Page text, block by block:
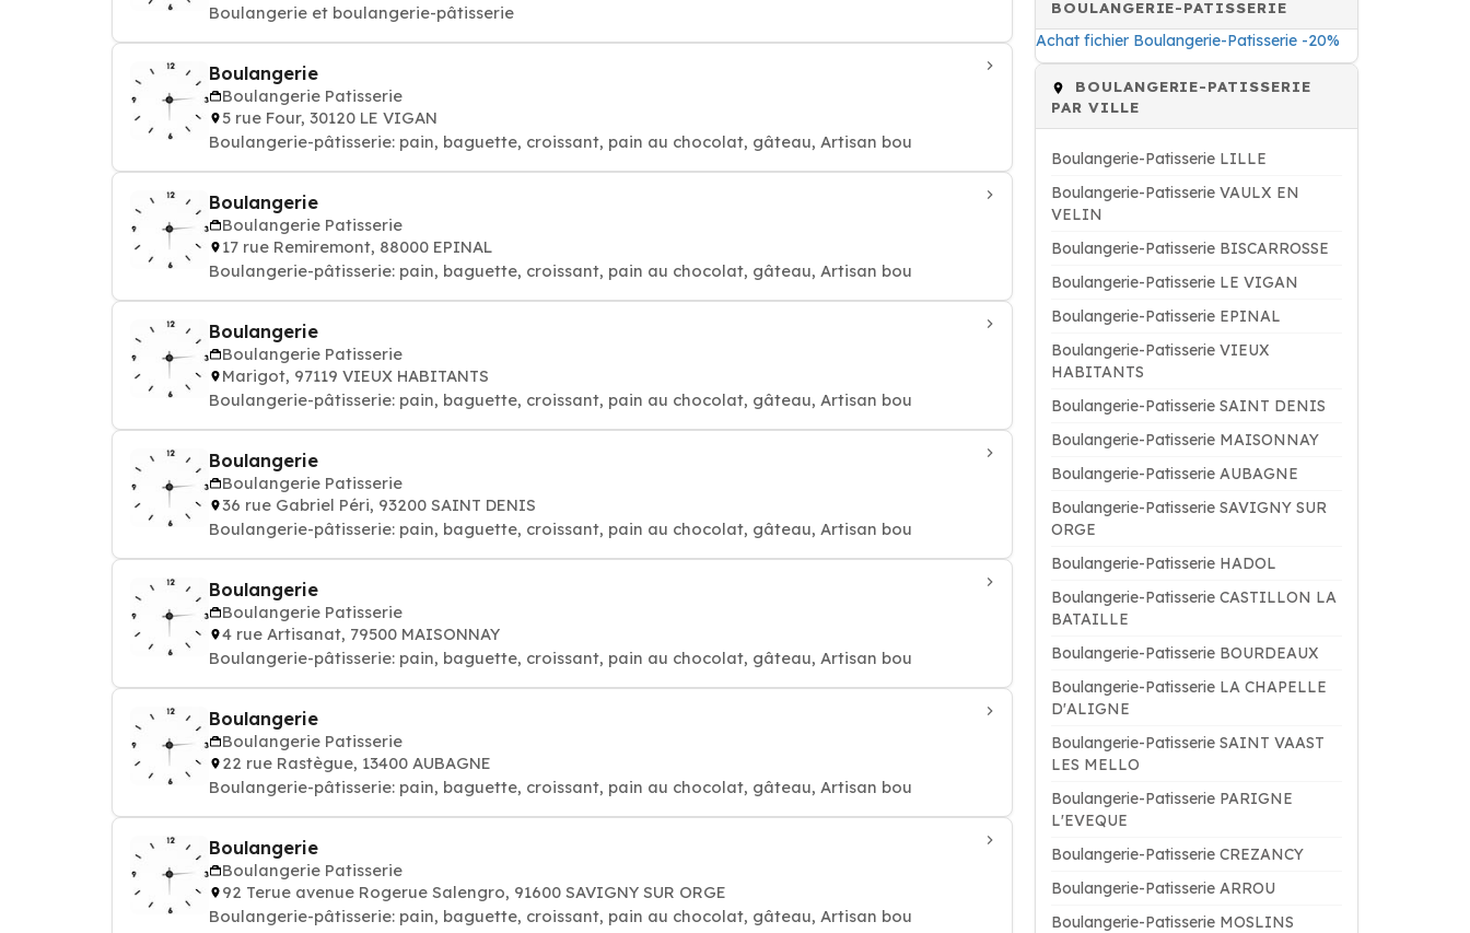
Boulangerie et boulangerie-pâtisserie
Boulangerie
Boulangerie Patisserie
5 rue Four, 30120 LE VIGAN
Boulangerie-pâtisserie: pain, baguette, croissant, pain au chocolat, gâteau, Artisan bou
Boulangerie
Boulangerie Patisserie
17 rue Remiremont, 88000 EPINAL
Boulangerie-pâtisserie: pain, baguette, croissant, pain au chocolat, gâteau, Artisan bou
Boulangerie
Boulangerie Patisserie
Marigot, 97119 VIEUX HABITANTS
Boulangerie-pâtisserie: pain, baguette, croissant, pain au chocolat, gâteau, Artisan bou
Boulangerie
Boulangerie Patisserie
36 rue Gabriel Péri, 93200 SAINT DENIS
Boulangerie-pâtisserie: pain, baguette, croissant, pain au chocolat, gâteau, Artisan bou
Boulangerie
Boulangerie Patisserie
4 rue Artisanat, 79500 MAISONNAY
Boulangerie-pâtisserie: pain, baguette, croissant, pain au chocolat, gâteau, Artisan bou
Boulangerie
Boulangerie Patisserie
22 rue Rastègue, 13400 AUBAGNE
Boulangerie-pâtisserie: pain, baguette, croissant, pain au chocolat, gâteau, Artisan bou
Boulangerie
Boulangerie Patisserie
92 Terue avenue Rogerue Salengro, 91600 SAVIGNY SUR ORGE
Boulangerie-pâtisserie: pain, baguette, croissant, pain au chocolat, gâteau, Artisan bou
BOULANGERIE-PATISSERIE
Achat fichier Boulangerie-Patisserie -20%
BOULANGERIE-PATISSERIE
PAR VILLE
Boulangerie-Patisserie LILLE
Boulangerie-Patisserie VAULX EN
VELIN
Boulangerie-Patisserie BISCARROSSE
Boulangerie-Patisserie LE VIGAN
Boulangerie-Patisserie EPINAL
Boulangerie-Patisserie VIEUX
HABITANTS
Boulangerie-Patisserie SAINT DENIS
Boulangerie-Patisserie MAISONNAY
Boulangerie-Patisserie AUBAGNE
Boulangerie-Patisserie SAVIGNY SUR
ORGE
Boulangerie-Patisserie HADOL
Boulangerie-Patisserie CASTILLON LA
BATAILLE
Boulangerie-Patisserie BOURDEAUX
Boulangerie-Patisserie LA CHAPELLE
D'ALIGNE
Boulangerie-Patisserie SAINT VAAST
LES MELLO
Boulangerie-Patisserie PARIGNE
L'EVEQUE
Boulangerie-Patisserie CREZANCY
Boulangerie-Patisserie ARROU
Boulangerie-Patisserie MOSLINS